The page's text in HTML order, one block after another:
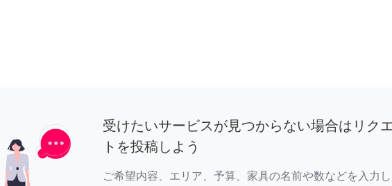
受けたいサービスが見つからない場合はリク
トを投稿しよう
ご希望内容、エリア、予算、家具の名前や数などを入力し